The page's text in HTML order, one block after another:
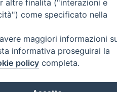
altre finalità ("interazioni e
come specificato nella
maggiori informazioni
informativa proseguirai la
policy completa.